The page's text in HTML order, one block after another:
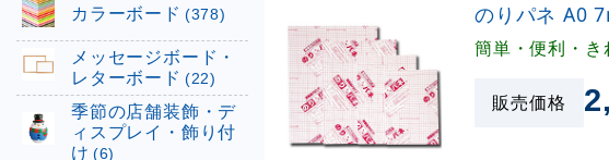
のりパネ A0
簡単・便利・き
販売価格
カラーボード (378)
メッセージボード・
レターボード (22)
季節の店舗装飾・デ
ィスプレイ・飾り付
け (6)